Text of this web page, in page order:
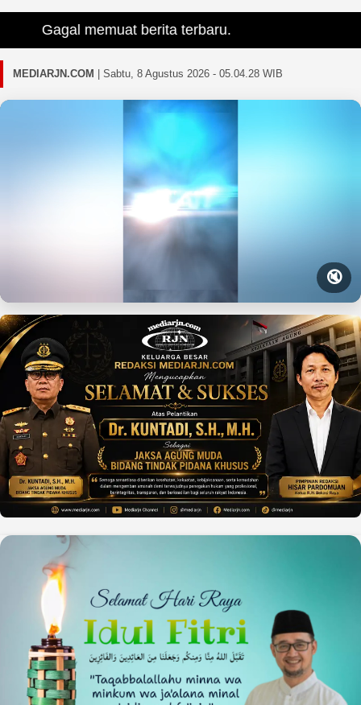
Gagal memuat berita terbaru.
MEDIARJN.COM Sabtu, 8 Agustus 2026 - 05.04.29 WIB
🔇